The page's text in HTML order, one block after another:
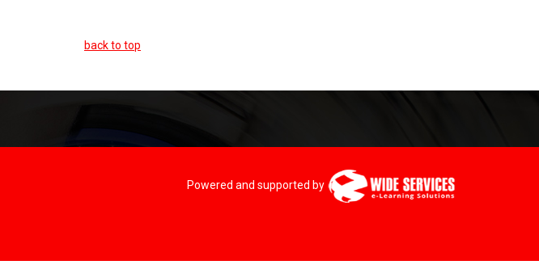
back to top
Powered and supported by